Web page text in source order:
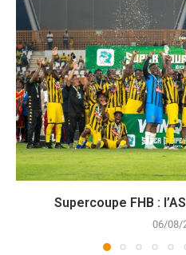
Supercoupe FHB :
06/08/